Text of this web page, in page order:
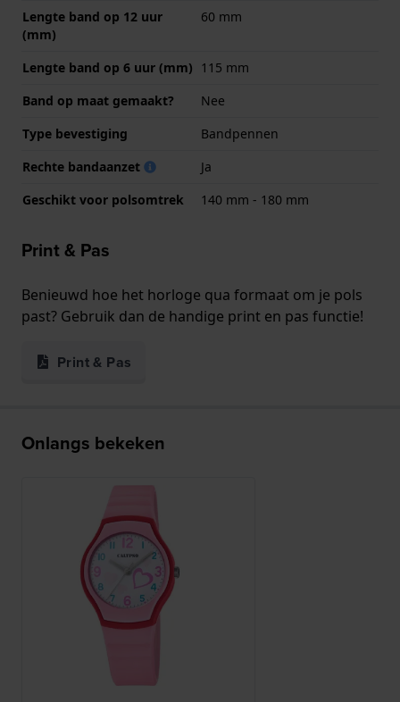
Lengte band op 12 uur
(mm)
60 mm
Lengte band op 6 uur (mm) 115 mm
Band op maat gemaakt?
Nee
Type bevestiging
Bandpennen
Rechte bandaanzet
Ja
Geschikt voor polsomtrek
140 mm - 180 mm
Print & Pas
Benieuwd hoe het horloge qua formaat om je pols
past? Gebruik dan de handige print en pas functie!
Print & Pas
Onlangs bekeken